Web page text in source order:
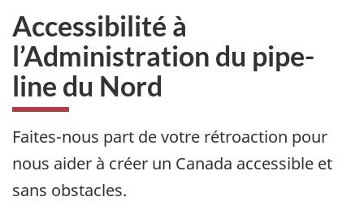
Accessibilité à
l’Administration du pipe-
line du Nord
Faites-nous part de votre rétroaction pour
nous aider à créer un Canada accessible et
sans obstacles.